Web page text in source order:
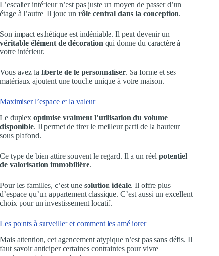
L’escalier intérieur n’est pas juste un moyen de passer d’un
étage à l’autre. Il joue un rôle central dans la conception.
Son impact esthétique est indéniable. Il peut devenir un
véritable élément de décoration qui donne du caractère à
votre intérieur.
Vous avez la liberté de le personnaliser. Sa forme et ses
matériaux ajoutent une touche unique à votre maison.
Maximiser l’espace et la valeur
Le duplex optimise vraiment l’utilisation du volume
disponible. Il permet de tirer le meilleur parti de la hauteur
sous plafond.
Ce type de bien attire souvent le regard. Il a un réel potentiel
de valorisation immobilière.
Pour les familles, c’est une solution idéale. Il offre plus
d’espace qu’un appartement classique. C’est aussi un excellent
choix pour un investissement locatif.
Les points à surveiller et comment les améliorer
Mais attention, cet agencement atypique n’est pas sans défis. Il
faut savoir anticiper certaines contraintes pour vivre